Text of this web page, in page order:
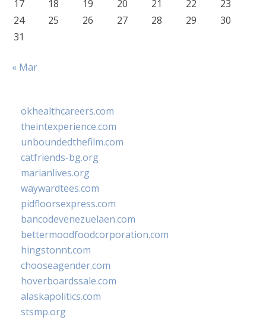
17 18 19 20 21 22
23
24
25 26 27 28 29
30
31
« Mar
okhealthcareers.com
theintexperience.com
unboundedthefilm.com
catfriends-bg.org
marianlives.org
waywardtees.com
pidfloorsexpress.com
bancodevenezuelaen.com
bettermoodfoodcorporation.com
hingstonnt.com
chooseagender.com
hoverboardssale.com
alaskapolitics.com
stsmp.org